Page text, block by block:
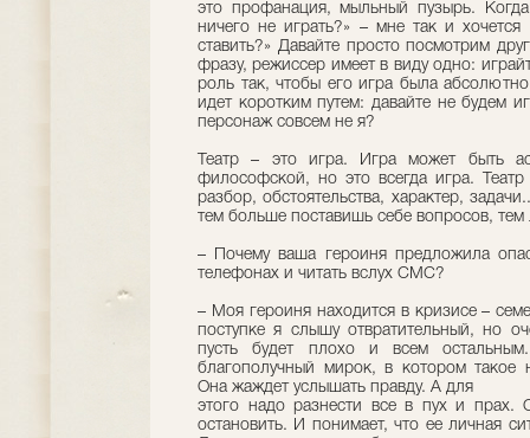
это профанация, мыльный пузырь.
ничего не играть?» – мне так и
ставить?» Давайте просто посмотрим
фразу, режиссер имеет в виду одно:
роль так, чтобы его игра была
идет коротким путем: давайте не будем
персонаж совсем не я?
Театр – это игра. Игра может быть
философской, но это всегда игра. Театр
разбор, обстоятельства, характер,
тем больше поставишь себе вопросов, тем
– Почему ваша героиня предложила
телефонах и читать вслух СМС?
– Моя героиня находится в кризисе –
поступке я слышу отвратительный, но
пусть будет плохо и всем
благополучный мирок, в котором
Она жаждет услышать правду. А для
этого надо разнести все в пух и прах.
остановить. И понимает, что ее личная